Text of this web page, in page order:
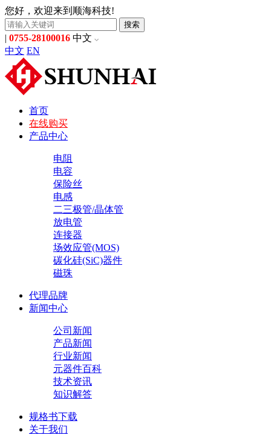
您好，欢迎来到顺海科技!
搜索
| 0755-28100016 中文
中文 EN
首页
在线购买
产品中心
电阻
电容
保险丝
电感
二三极管/晶体管
放电管
连接器
场效应管(MOS)
碳化硅(SiC)器件
磁珠
代理品牌
新闻中心
公司新闻
产品新闻
行业新闻
元器件百科
技术资讯
知识解答
规格书下载
关于我们